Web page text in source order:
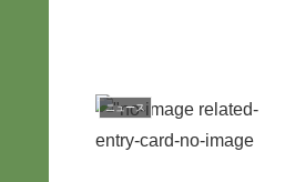
ニュース